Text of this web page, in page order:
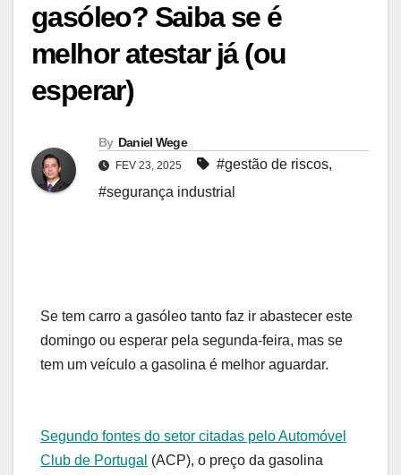
gasóleo? Saiba se é
melhor atestar já (ou
esperar)
By Daniel Wege
FEV 23, 2025 #gestão de riscos,
#segurança industrial
Se tem carro a gasóleo tanto faz ir abastecer este
domingo ou esperar pela segunda-feira, mas se
tem um veículo a gasolina é melhor aguardar.
Segundo fontes do setor citadas pelo Automóvel
Club de Portugal (ACP), o preço da gasolina